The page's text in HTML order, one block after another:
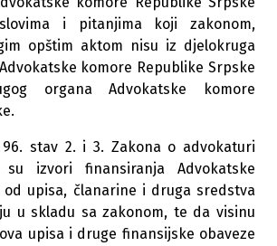
i pitanjima koji zakonom,
opštim aktom nisu iz djelokruga
komore Republike Srpske
organa Advokatske komore
stav 2. i 3. Zakona o advokaturi
izvori finansiranja Advokatske
upisa, članarine i druga sredstva
u skladu sa zakonom, te da visinu
upisa i druge finansijske obaveze